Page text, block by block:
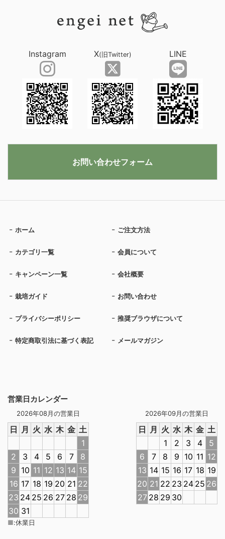
営業日カレンダー
2026年08月の営業日
日 月 火 水 木 金 土
1
2
3 4 5 6 7
8
9 10 11 12 13 14 15
16 17 18 19 20 21 22
23 24 25 26 27 28 29
30 31
2026年09月の営業日
日 月 火 水 木 金 土
1
2 3 4
5
6
7 8 9 10 11 12
13 14 15 16 17 18 19
20 21 22 23 24 25 26
27 28 29 30
■:休業日
ホーム ご注文方法
カテゴリ一覧 会員について
キャンペーン一覧 会社概要
栽培ガイド お問い合わせ
プライバシーポリシー 推奨ブラウザについて
特定商取引法に基づく表記 メールマガジン
Instagram X(旧Twitter) LINE
お問い合わせフォーム